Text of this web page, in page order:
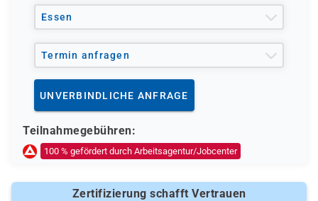
Essen
Termin anfragen
UNVERBINDLICHE ANFRAGE
Teilnahmegebühren:
100 % gefördert durch Arbeitsagentur/Jobcenter
Zertifizierung schafft Vertrauen